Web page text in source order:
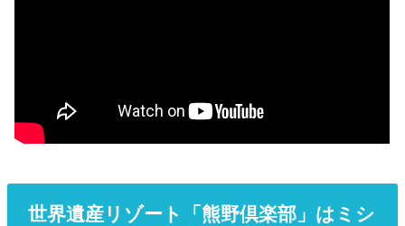
世界遺産リゾート「熊野倶楽部」はミシ